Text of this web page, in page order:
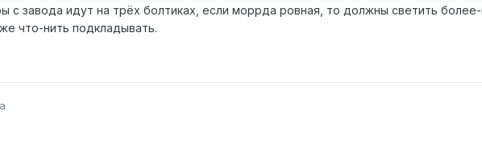
с завода идут на трёх болтиках, если моррда ровная, то должны светить
что-нить подкладывать.